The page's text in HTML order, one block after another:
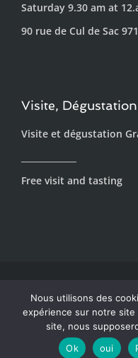
Saturday 9.30 am at
90 rue de Cul de Sac
Visite, Dégustation
Visite et dégustation
Free visit and tasting
Copyright © 2024.
Sac 97150 SAINT-
L'ABUS D'ALCOOL
Nous utilisons des
expérience sur notre
site, nous
Ok
oui